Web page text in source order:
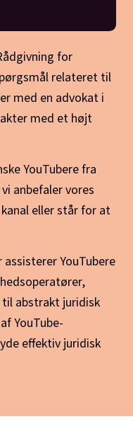
for
relateret til
med en advokat i
med et højt
YouTubere fra
anbefaler vores
eller står for at
YouTubere
abstrakt juridisk
YouTube-
effektiv juridisk